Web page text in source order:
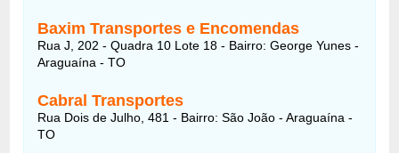
Baxim Transportes e Encomendas
Rua J, 202 - Quadra 10 Lote 18 - Bairro: George Yunes -
Araguaína - TO
Cabral Transportes
Rua Dois de Julho, 481 - Bairro: São João - Araguaína -
TO